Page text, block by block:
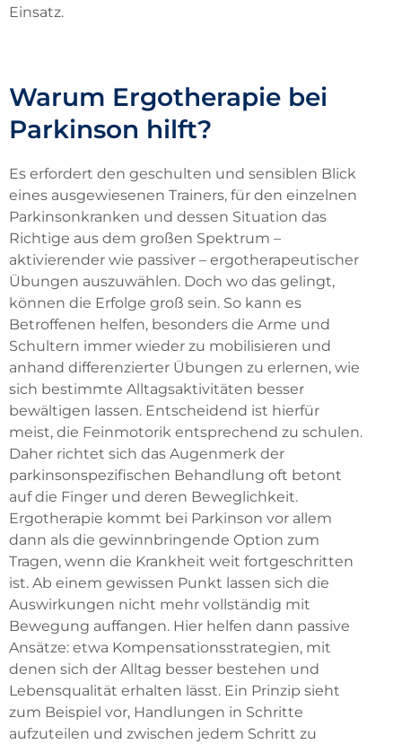
Einsatz.
Warum Ergotherapie bei
Parkinson hilft?
Es erfordert den geschulten und sensiblen Blick
eines ausgewiesenen Trainers, für den einzelnen
Parkinsonkranken und dessen Situation das
Richtige aus dem großen Spektrum –
aktivierender wie passiver – ergotherapeutischer
Übungen auszuwählen. Doch wo das gelingt,
können die Erfolge groß sein. So kann es
Betroffenen helfen, besonders die Arme und
Schultern immer wieder zu mobilisieren und
anhand differenzierter Übungen zu erlernen, wie
sich bestimmte Alltagsaktivitäten besser
bewältigen lassen. Entscheidend ist hierfür
meist, die Feinmotorik entsprechend zu schulen.
Daher richtet sich das Augenmerk der
parkinsonspezifischen Behandlung oft betont
auf die Finger und deren Beweglichkeit.
Ergotherapie kommt bei Parkinson vor allem
dann als die gewinnbringende Option zum
Tragen, wenn die Krankheit weit fortgeschritten
ist. Ab einem gewissen Punkt lassen sich die
Auswirkungen nicht mehr vollständig mit
Bewegung auffangen. Hier helfen dann passive
Ansätze: etwa Kompensationsstrategien, mit
denen sich der Alltag besser bestehen und
Lebensqualität erhalten lässt. Ein Prinzip sieht
zum Beispiel vor, Handlungen in Schritte
aufzuteilen und zwischen jedem Schritt zu